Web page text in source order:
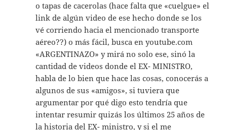
o tapas de cacerolas (hace falta que «cuelgue» el
link de algún video de ese hecho donde se los
vé corriendo hacia el mencionado transporte
aéreo??) o más fácil, busca en youtube.com
«ARGENTINAZO» y mirá no solo ese, sinó la
cantidad de videos donde el EX- MINISTRO,
habla de lo bien que hace las cosas, conocerás a
algunos de sus «amigos», si tuviera que
argumentar por qué digo esto tendría que
intentar resumir quizás los últimos 25 años de
la historia del EX- ministro, y si el me